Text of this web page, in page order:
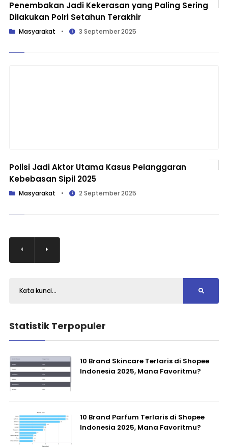
Penembakan Jadi Kekerasan yang Paling Sering
Dilakukan Polri Setahun Terakhir
Masyarakat • 3 September 2025
Polisi Jadi Aktor Utama Kasus Pelanggaran
Kebebasan Sipil 2025
Masyarakat • 2 September 2025
Statistik Terpopuler
10 Brand Skincare Terlaris di Shopee
Indonesia 2025, Mana Favoritmu?
10 Brand Parfum Terlaris di Shopee
Indonesia 2025, Mana Favoritmu?